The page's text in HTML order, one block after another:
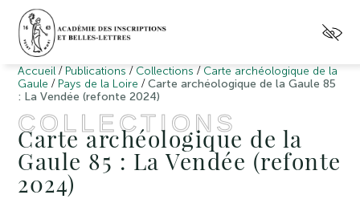
Accueil / Publications / Collections / Carte archéologique de la
Gaule / Pays de la Loire /Carte archéologique de la Gaule 85
: La Vendée (refonte 2024)
COLLECTIONS
Carte archéologique de la
Gaule 85 : La Vendée (refonte
2024)